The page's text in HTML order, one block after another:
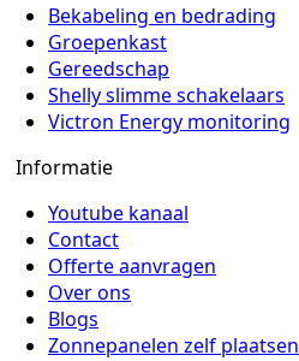
Bekabeling en bedrading
Groepenkast
Gereedschap
Shelly slimme schakelaars
Victron Energy monitoring
Informatie
Youtube kanaal
Contact
Offerte aanvragen
Over ons
Blogs
Zonnepanelen zelf plaatsen